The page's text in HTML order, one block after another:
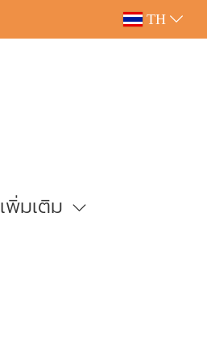
TH
เพิ่มเติม